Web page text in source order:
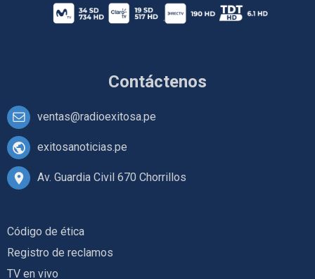
Contáctenos
ventas@radioexitosa.pe
exitosanoticias.pe
Av. Guardia Civil 670 Chorrillos
Código de ética
Registro de reclamos
TV en vivo